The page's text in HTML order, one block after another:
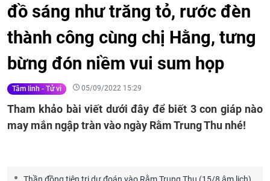
đồ sáng như trăng tỏ, rước đèn
thành công cùng chị Hằng, tưng
bừng đón niềm vui sum họp
Tâm linh - Tử vi 05/09/2022 15:29
Tham khảo bài viết dưới đây để biết 3 con giáp nào
may mắn ngập tràn vào ngày Rằm Trung Thu nhé!